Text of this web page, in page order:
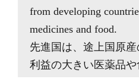
from developing
medicines and food.
先進国は、途上国原産
利益の大きい医薬品や